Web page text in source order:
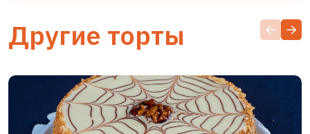
Другие торты